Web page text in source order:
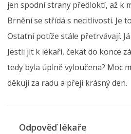
jen spodní strany předloktí, až k
Brnění se střídá s necitlivostí. Je
Ostatní potíže stále přetrvávají.
Jestli jít k lékaři, čekat do konce
tedy byla úplně vyloučena? Moc
děkuji za radu a přeji krásný den.
Odpověď lékaře